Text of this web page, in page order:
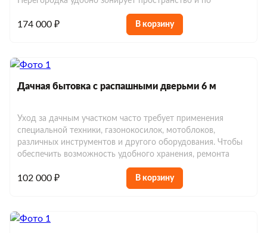
Хозблоки до 150 000 р.
Евробытовки из сэндвич-панелей
174 000 ₽ В корзину
Дачная бытовка с распашными дверьми 6 м
Уход за дачным участком часто требует применения
специальной техники, газонокосилок, мотоблоков,
различных инструментов и другого оборудования. Чтобы
обеспечить возможность удобного хранения, ремонта
102 000 ₽ В корзину